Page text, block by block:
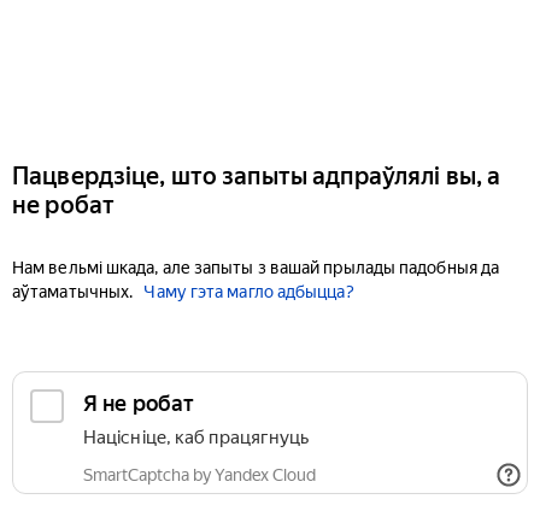
Пацвердзіце, што запыты адпраўлялі вы, а
не робат
Нам вельмі шкада, але запыты з вашай прылады падобныя да
аўтаматычных.
Чаму гэта магло адбыцца?
Я не робат
Націсніце, каб працягнуць
SmartCaptcha by Yandex Cloud